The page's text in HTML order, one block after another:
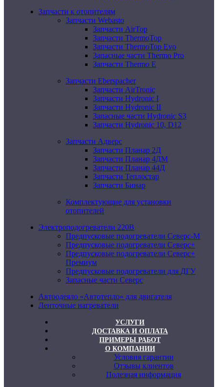
Запчасти к отопителям
Запчасти Webasto
Запчасти AirTop
Запчасти ThermoTop
Запчасти ThermoTop Evo
Запасные части Thermo Pro
Запчасти Thermo E
Запчасти Eberspacher
Запчасти AirTronic
Запчасти Hydronic I
Запчасти Hydronic II
Запасные части Hydronic S3
Запчасти Hydronic 10, D12
Запчасти Адверс
Запчасти Планар 2Д
Запчасти Планар 4ДМ
Запчасти Планар 44Д
Запчасти Теплостар
Запчасти Бинар
Комплектующие для установки
отопителей
Электроподогреватели 220В
Предпусковые подогреватели Северс-М
Предпусковые подогреватели Северс+
Предпусковые подогреватели Северс+
Премиум
Предпусковые подогреватели для ДГУ
Запасные части Северс
Автоодеяло «Автотепло» для двигателя
Ленточные нагреватели
УСЛУГИ
ДОСТАВКА И ОПЛАТА
ПРИМЕРЫ РАБОТ
О КОМПАНИИ
Условия гарантии
Отзывы клиентов
Полезная информация